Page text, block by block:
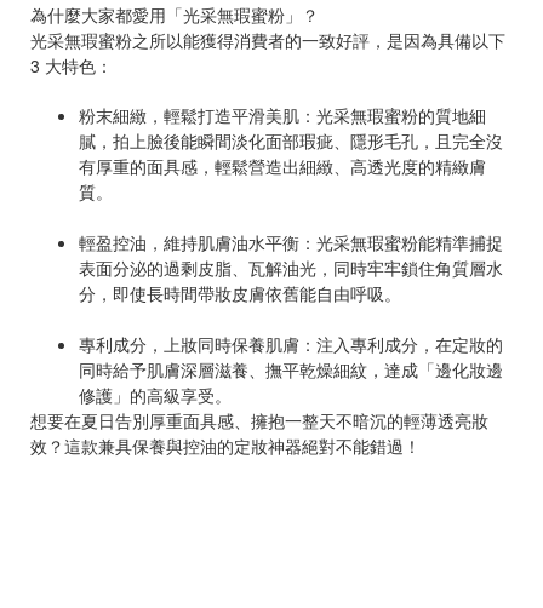
為什麼大家都愛用「光采無瑕蜜粉」？
光采無瑕蜜粉之所以能獲得消費者的一致好評，是因為具備以下
3 大特色：
粉末細緻，輕鬆打造平滑美肌：光采無瑕蜜粉的質地細
膩，拍上臉後能瞬間淡化面部瑕疵、隱形毛孔，且完全沒
有厚重的面具感，輕鬆營造出細緻、高透光度的精緻膚
質。
輕盈控油，維持肌膚油水平衡：光采無瑕蜜粉能精準捕捉
表面分泌的過剩皮脂、瓦解油光，同時牢牢鎖住角質層水
分，即使長時間帶妝皮膚依舊能自由呼吸。
專利成分，上妝同時保養肌膚：注入專利成分，在定妝的
同時給予肌膚深層滋養、撫平乾燥細紋，達成「邊化妝邊
修護」的高級享受。
想要在夏日告別厚重面具感、擁抱一整天不暗沉的輕薄透亮妝
效？這款兼具保養與控油的定妝神器絕對不能錯過！